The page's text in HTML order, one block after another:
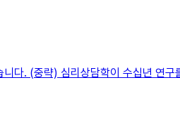
다. (중략) 심리상담학이 수십년 연